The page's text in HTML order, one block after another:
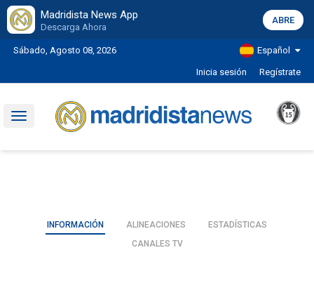
Madridista News App
Descarga Ahora
ABRE
Sábado, Agosto 08, 2026 Español
Inicia sesión Regístrate
Toggle
INFORMACIÓN ALINEACIONES
ESTADÍSTICAS
CANALES TV